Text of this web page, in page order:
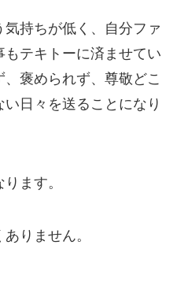
気持ちが低く、自分ファ
テキトーに済ませてい
褒められず、尊敬どこ
日々を送ることになり
ます。
りません。